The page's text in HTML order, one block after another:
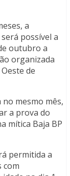
a
possível a
outubro a
organizada
de
mesmo mês,
a prova do
mítica Baja BP
permitida a
com